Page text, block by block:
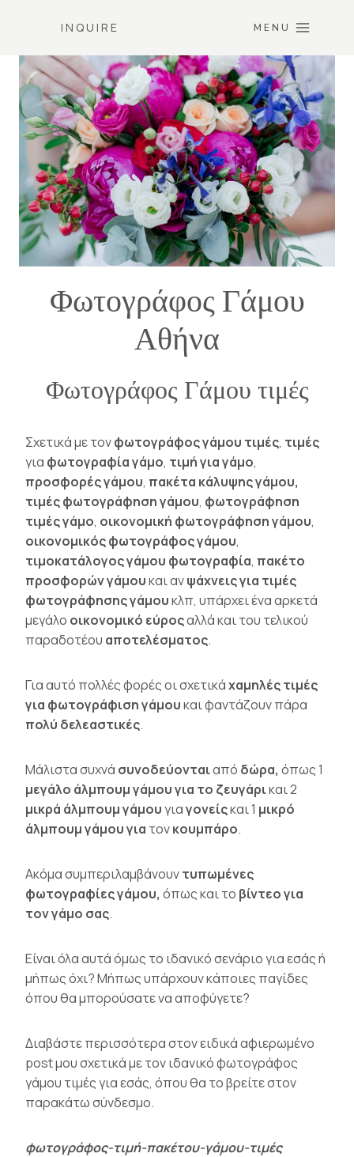
INQUIRE MENU
Φωτογράφος Γάμου
Αθήνα
Φωτογράφος Γάμου τιμές
Σχετικά με τονφωτογράφος γάμου τιμές, τιμές
για φωτογραφίαγάμο, τιμή για γάμο,
προσφορές γάμου, πακέτα κάλυψης γάμου,
τιμές φωτογράφηση γάμου, φωτογράφηση
τιμές γάμο, οικονομική φωτογράφηση γάμου,
οικονομικός φωτογράφος γάμου,
τιμοκατάλογος γάμου φωτογραφία, πακέτο
προσφορών γάμουκαι ανψάχνεις για τιμές
φωτογράφησης γάμουκλπ, υπάρχει ένα αρκετά
μεγάλο οικονομικό εύροςαλλά και του τελικού
παραδοτέου αποτελέσματος.
Για αυτό πολλές φορές οι σχετικάχαμηλές τιμές
για φωτογράφιση γάμουκαι φαντάζουν πάρα
πολύ δελεαστικές.
Μάλιστα συχνά συνοδεύονταιαπό δώρα, όπως 1
μεγάλο άλμπουμ γάμου για το ζευγάρικαι 2
μικρά άλμπουμ γάμουγιαγονείςκαι 1 μικρό
άλμπουμ γάμου για τονκουμπάρο.
Ακόμα συμπεριλαμβάνουντυπωμένες
φωτογραφίες γάμου, όπως και το βίντεο για
τον γάμο σας.
Είναι όλα αυτά όμως το ιδανικό σενάριο για εσάς ή
μήπως όχι? Μήπως υπάρχουν κάποιες παγίδες
όπου θα μπορούσατε να αποφύγετε?
Διαβάστε περισσότερα στον ειδικά αφιερωμένο
post μου σχετικά με τον ιδανικό φωτογράφος
γάμου τιμές για εσάς, όπου θα το βρείτε στον
παρακάτω σύνδεσμο.
φωτογράφος-τιμή-πακέτου-γάμου-τιμές